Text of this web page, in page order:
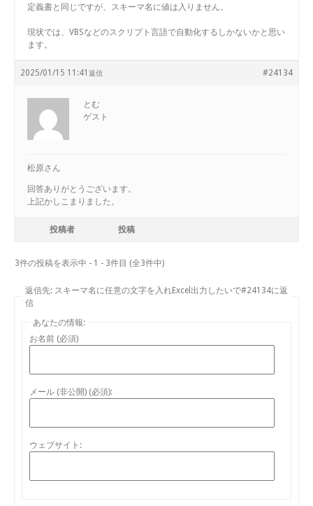
定義書と同じですが、スキーマ名に値は入りません。
現状では、VBSなどのスクリプト言語で自動化するしかないかと思い
ます。
2025/01/15 11:41 #24134
返信
とむ
ゲスト
松原さん
回答ありがとうございます。
上記かしこまりました。
投稿者 投稿
3件の投稿を表示中 - 1 - 3件目 (全3件中)
返信先: スキーマ名に任意の文字を入れExcel出力したいで#24134に返
信
あなたの情報:
お名前 (必須)
メール (非公開) (必須):
ウェブサイト: